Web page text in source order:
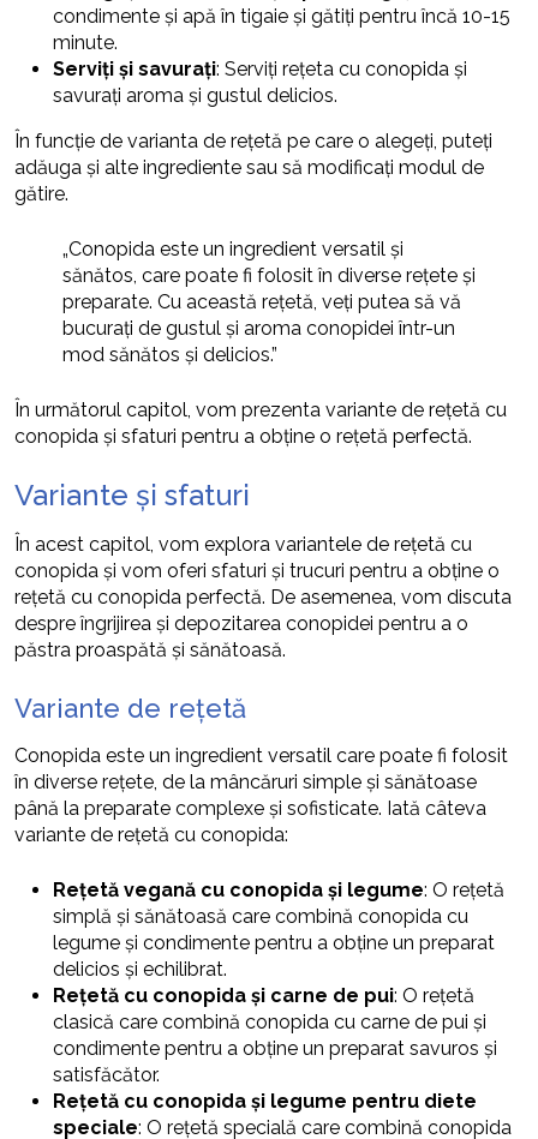
condimente și apă în tigaie și gătiți pentru încă 10-15
minute.
Serviți și savurați: Serviți rețeta cu conopida și
savurați aroma și gustul delicios.
În funcție de varianta de rețetă pe care o alegeți, puteți
adăuga și alte ingrediente sau să modificați modul de
gătire.
„Conopida este un ingredient versatil și
sănătos, care poate fi folosit în diverse rețete și
preparate. Cu această rețetă, veți putea să vă
bucurați de gustul și aroma conopidei într-un
mod sănătos și delicios.”
În următorul capitol, vom prezenta variante de rețetă cu
conopida și sfaturi pentru a obține o rețetă perfectă.
Variante și sfaturi
În acest capitol, vom explora variantele de rețetă cu
conopida și vom oferi sfaturi și trucuri pentru a obține o
rețetă cu conopida perfectă. De asemenea, vom discuta
despre îngrijirea și depozitarea conopidei pentru a o
păstra proaspătă și sănătoasă.
Variante de rețetă
Conopida este un ingredient versatil care poate fi folosit
în diverse rețete, de la mâncăruri simple și sănătoase
până la preparate complexe și sofisticate. Iată câteva
variante de rețetă cu conopida:
Rețetă vegană cu conopida și legume: O rețetă
simplă și sănătoasă care combină conopida cu
legume și condimente pentru a obține un preparat
delicios și echilibrat.
Rețetă cu conopida și carne de pui: O rețetă
clasică care combină conopida cu carne de pui și
condimente pentru a obține un preparat savuros și
satisfăcător.
Rețetă cu conopida și legume pentru diete
speciale: O rețetă specială care combină conopida